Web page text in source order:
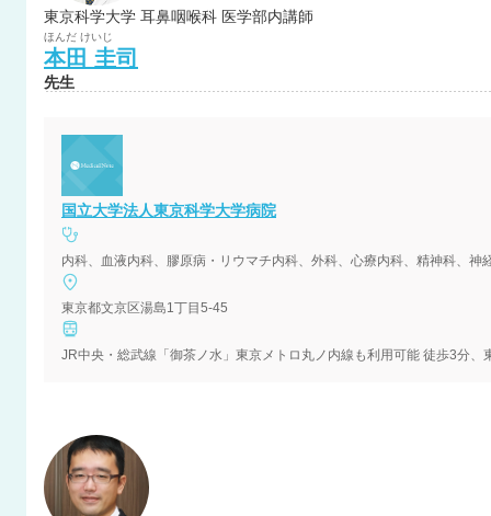
東京科学大学 耳鼻咽喉科 医学部内講師
ほんだ けいじ
本田 圭司
先生
国立大学法人東京科学大学病院
東京都文京区湯島1丁目5-45